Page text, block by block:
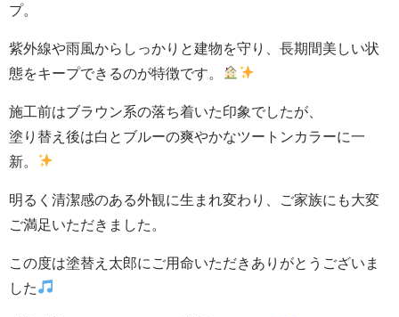
プ。
紫外線や雨風からしっかりと建物を守り、長期間美しい状
態をキープできるのが特徴です。
施工前はブラウン系の落ち着いた印象でしたが、
塗り替え後は白とブルーの爽やかなツートンカラーに一
新。
明るく清潔感のある外観に生まれ変わり、ご家族にも大変
ご満足いただきました。
この度は塗替え太郎にご用命いただきありがとうございま
した